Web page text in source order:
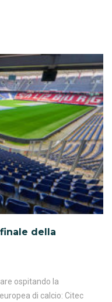
finale della
ospitando la
di calcio: Citec